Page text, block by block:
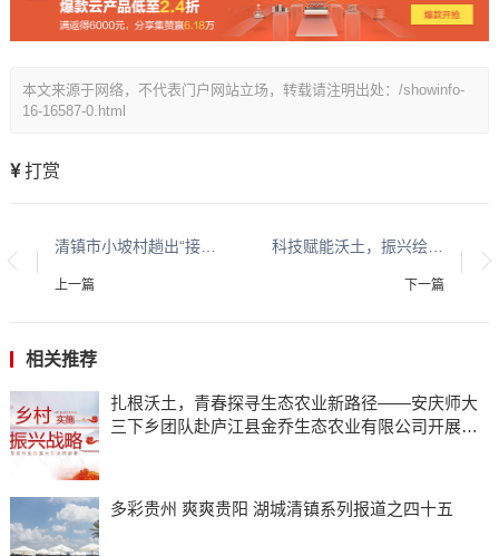
本文来源于网络，不代表门户网站立场，转载请注明出处：/showinfo-
16-16587-0.html
打赏
清镇市小坡村趟出“接二连三”兴农路
上一篇 下一篇
相关推荐
扎根沃土，青春探寻生态农业新路径——安庆师大
三下乡团队赴庐江县金乔生态农业有限公司开展调
多彩贵州 爽爽贵阳 湖城清镇系列报道之四十五